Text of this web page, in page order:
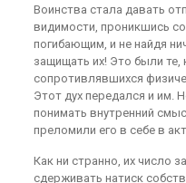
Воинства стала давать
видимости, проникшись
погибающим, и не найдя
защищать их! Это были те,
сопротивлявшихся
Этот дух передался и им.
понимать внутренний
преломили его в себе в
Как ни странно, их число
сдерживать натиск